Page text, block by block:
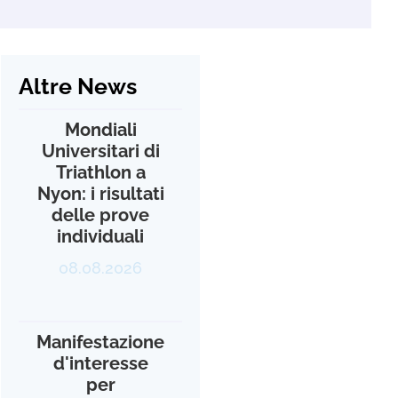
Altre News
Mondiali
Universitari di
Triathlon a
Nyon: i risultati
delle prove
individuali
08.08.2026
Manifestazione
d'interesse
per